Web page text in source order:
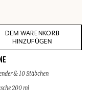
DEM WARENKORB
HINZUFÜGEN
& 10 Stäbchen
200 ml